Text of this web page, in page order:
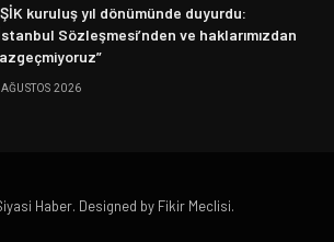
kuruluş yıl dönümünde duyurdu:
Sözleşmesi’nden ve haklarımızdan
2026
Haber. Designed by Fikir Meclisi.